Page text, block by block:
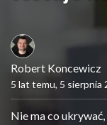
Robert Koncewicz
5 lat temu, 5 sierpnia
Nie ma co